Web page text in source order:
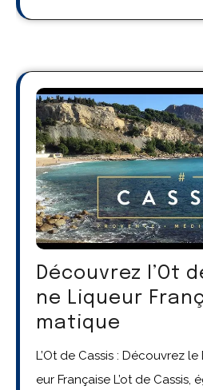
Découvrez l’Ot
ne Liqueur
matique
L’Ot de Cassis : Découvrez
eur Française L’ot de